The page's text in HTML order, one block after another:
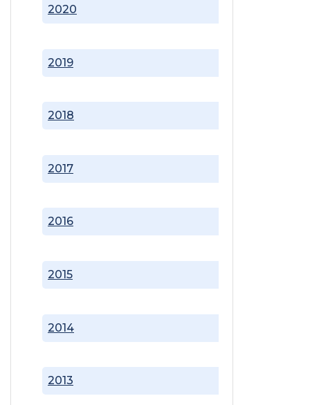
2013
2014
2015
2016
2017
2018
2019
2020